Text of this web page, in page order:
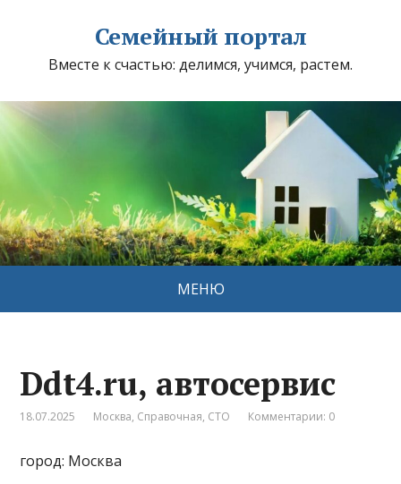
Семейный портал
Вместе к счастью: делимся, учимся, растем.
МЕНЮ
Ddt4.ru, автосервис
18.07.2025 Москва, Справочная, СТО Комментарии: 0
город: Москва